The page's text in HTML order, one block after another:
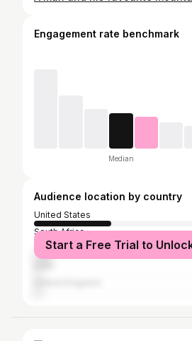
Engagement rate benchmark
Median
Audience location by country
United States
South Africa
Tanzania
Start a Free Trial to